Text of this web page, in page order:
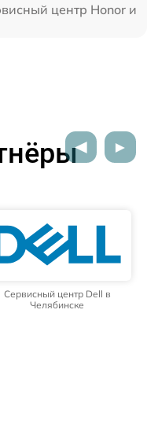
центр Honor и
Сервисный центр Dell в
Челябинске